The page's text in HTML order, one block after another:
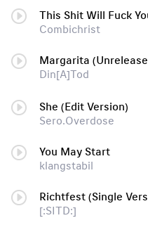
This Shit Will Fuck
Combichrist
Margarita
Din[A]Tod
She (Edit Version)
Sero.Overdose
You May Start
klangstabil
Richtfest (Single
[:SITD:]